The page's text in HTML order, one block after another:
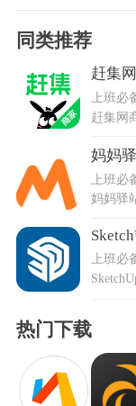
同类推荐
赶集
上班必
妈妈
上班必
上班必
热门下载